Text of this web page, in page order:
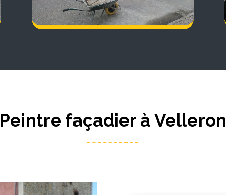
Peintre façadier à Velleron